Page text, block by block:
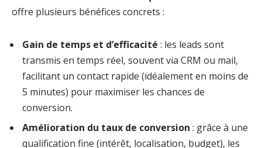
offre plusieurs bénéfices concrets :
Gain de temps et d’efficacité : les leads sont
transmis en temps réel, souvent via CRM ou mail,
facilitant un contact rapide (idéalement en moins de
5 minutes) pour maximiser les chances de
conversion.
Amélioration du taux de conversion : grâce à une
qualification fine (intérêt, localisation, budget), les